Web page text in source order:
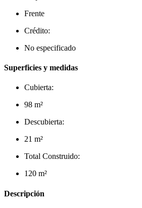
Frente
Crédito:
No especificado
Superficies y medidas
Cubierta:
98 m²
Descubierta:
21 m²
Total Construido:
120 m²
Descripción